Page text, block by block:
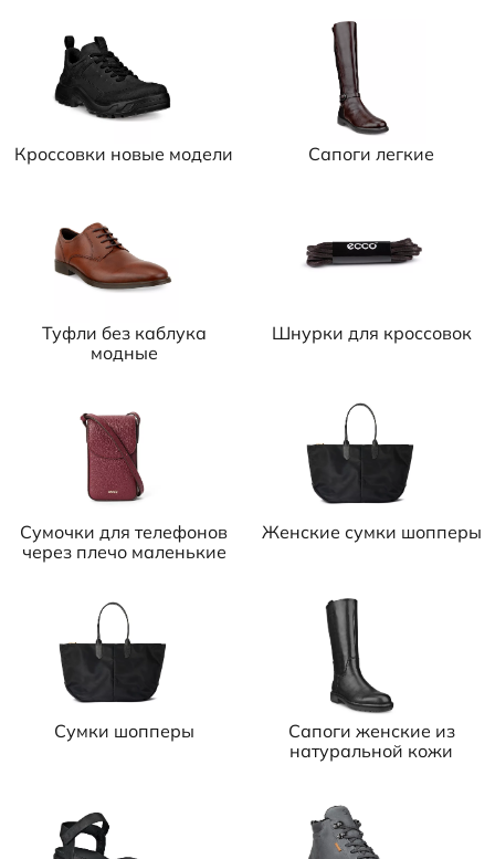
Кроссовки новые модели Сапоги легкие
Туфли без каблука
модные
Шнурки для кроссовок
Сумочки для телефонов
через плечо маленькие
Женские сумки шопперы
Сумки шопперы
Сапоги женские из
натуральной кожи